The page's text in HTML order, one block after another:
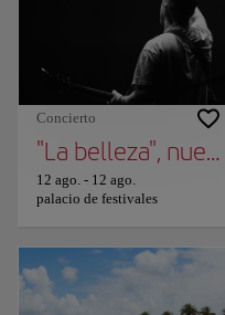
Concierto
"La belleza",
12 ago. - 12 ago.
palacio de festivales